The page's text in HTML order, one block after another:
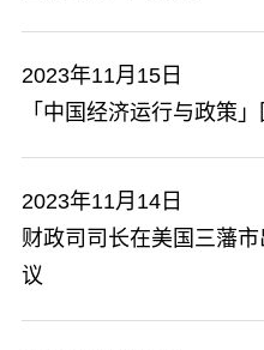
2023年11月15日
「中国经济运行与政策
2023年11月14日
财政司司长在美国三藩
议